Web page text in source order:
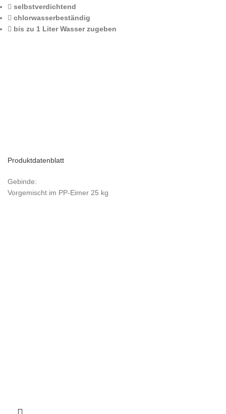
selbstverdichtend
chlorwasserbeständig
bis zu 1 Liter Wasser zugeben
Produktdatenblatt
Gebinde:
Vorgemischt im PP-Eimer 25 kg